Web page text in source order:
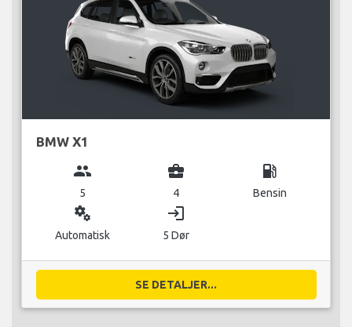
BMW X1
group
5
business_center
4
local_gas_station
Bensin
miscellaneous_services
Automatisk
login
5 Dør
SE DETALJER...